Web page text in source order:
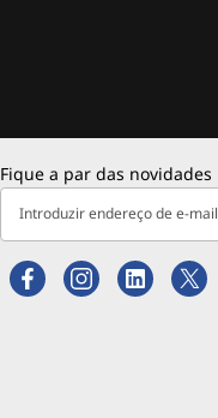
Fique a par das novidades
Introduzir endereço de e-mail